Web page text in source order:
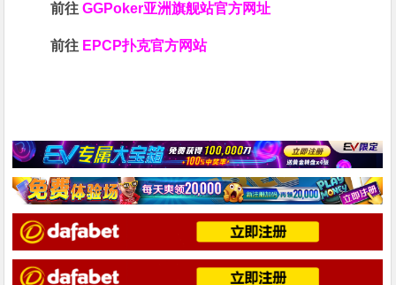
前往GGPoker亚洲旗舰站官方网址
前往 EPCP扑克官方网站